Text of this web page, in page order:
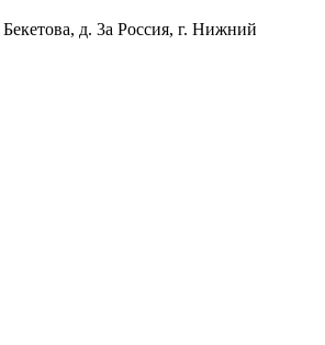
Бекетова, д. 3а Россия, г. Нижний